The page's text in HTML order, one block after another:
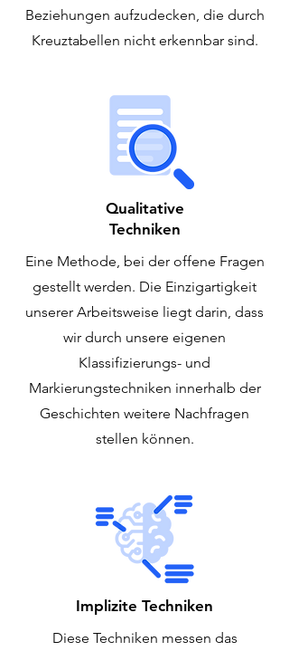
Beziehungen aufzudecken, die durch
Kreuztabellen nicht erkennbar sind.
Qualitative
Techniken
Eine Methode, bei der offene Fragen
gestellt werden. Die Einzigartigkeit
unserer Arbeitsweise liegt darin, dass
wir durch unsere eigenen
Klassifizierungs- und
Markierungstechniken innerhalb der
Geschichten weitere Nachfragen
stellen können.
Implizite Techniken
Diese Techniken messen das